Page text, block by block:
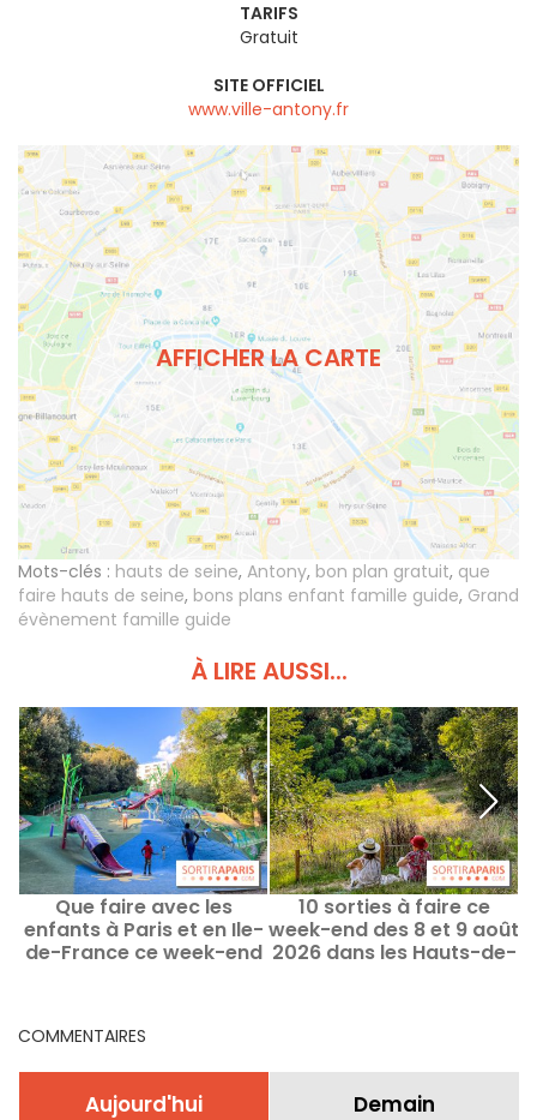
TARIFS
Gratuit
SITE OFFICIEL
www.ville-antony.fr
AFFICHER LA CARTE
Mots-clés : hauts de seine, Antony, bon plan gratuit, que
faire hauts de seine, bons plans enfant famille guide, Grand
évènement famille guide
À LIRE AUSSI...
Que faire avec les
enfants à Paris et en Ile-
de-France ce week-end
10 sorties à faire ce
week-end des 8 et 9 août
2026 dans les Hauts-de-
COMMENTAIRES
Aujourd'hui Demain